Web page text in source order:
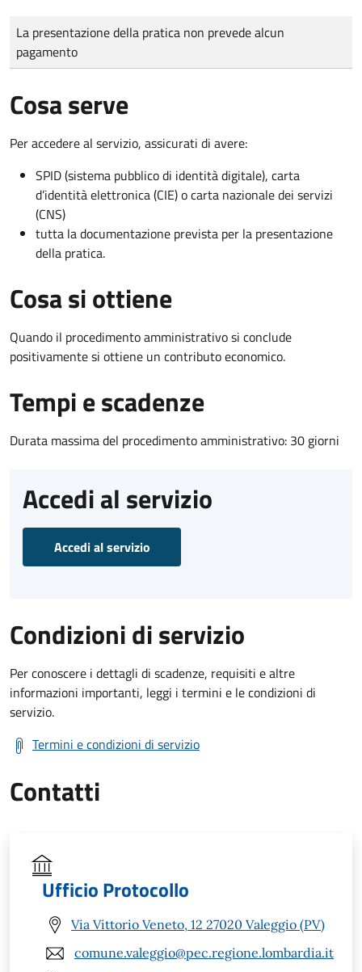
Tipo di pagamento
Importo
La presentazione della pratica non prevede alcun
pagamento
Cosa serve
Per accedere al servizio, assicurati di avere:
SPID (sistema pubblico di identità digitale), carta
d’identità elettronica (CIE) o carta nazionale dei servizi
(CNS)
tutta la documentazione prevista per la presentazione
della pratica.
Cosa si ottiene
Quando il procedimento amministrativo si conclude
positivamente si ottiene un contributo economico.
Tempi e scadenze
Durata massima del procedimento amministrativo: 30 giorni
Accedi al servizio
Accedi al servizio
Condizioni di servizio
Per conoscere i dettagli di scadenze, requisiti e altre
informazioni importanti, leggi i termini e le condizioni di
servizio.
Termini e condizioni di servizio
Contatti
Ufficio Protocollo
Via Vittorio Veneto, 12 27020 Valeggio (PV)
comune.valeggio@pec.regione.lombardia.it